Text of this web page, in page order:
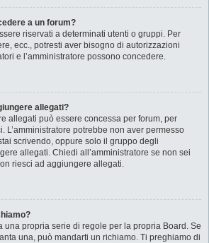
a un forum?
riservati a determinati utenti o gruppi. Per
ecc., potresti aver bisogno di autorizzazioni
e l’amministratore possono concedere.
allegati?
allegati può essere concessa per forum, per
L’amministratore potrebbe non aver permesso
scrivendo, oppure solo il gruppo degli
allegati. Chiedi all’amministratore se non sei
riesci ad aggiungere allegati.
una propria serie di regole per la propria Board. Se
una, può mandarti un richiamo. Ti preghiamo di